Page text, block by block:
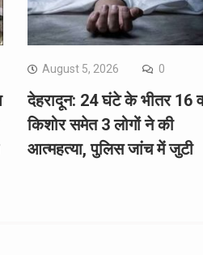
August 5, 2026 0
देहरादून: 24 घंटे के भीतर 16
किशोर समेत 3 लोगों ने की
आत्महत्या, पुलिस जांच में जुटी